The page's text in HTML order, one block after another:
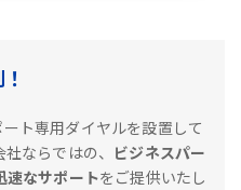
ト専用ダイヤルを設置して
ならではの、 ビジネスパー
速なサポートをご提供いたし